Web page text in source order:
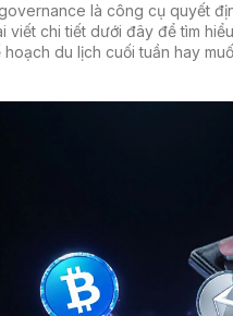
là công cụ quyết
chi tiết dưới đây để tìm
du lịch cuối tuần hay